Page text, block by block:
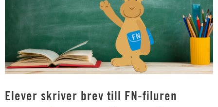
Elever skriver brev till FN-filuren